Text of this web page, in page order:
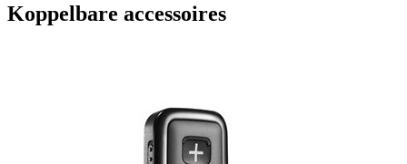
Koppelbare accessoires